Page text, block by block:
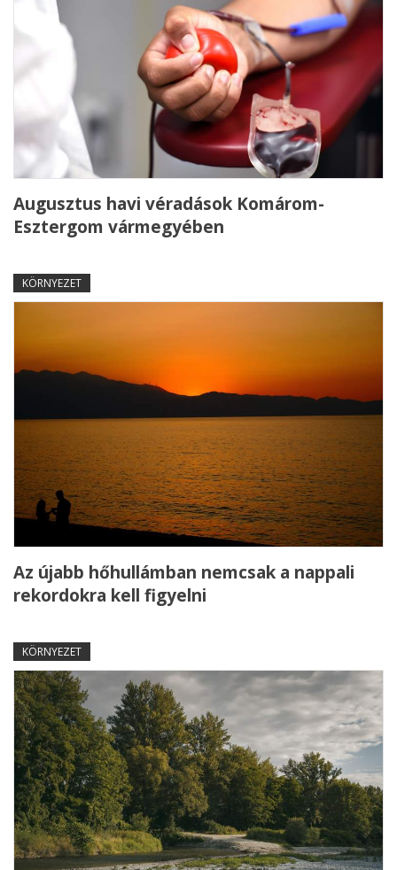
Augusztus havi véradások Komárom-
Esztergom vármegyében
KÖRNYEZET
Az újabb hőhullámban nemcsak a nappali
rekordokra kell figyelni
KÖRNYEZET